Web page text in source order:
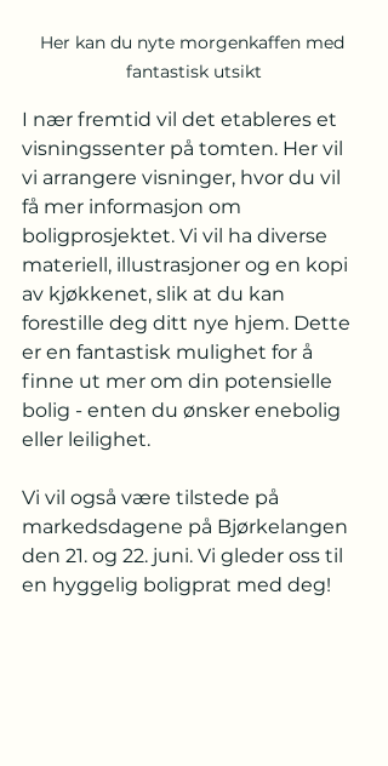
Her kan du nyte morgenkaffen med
fantastisk utsikt
I nær fremtid vil det etableres et
visningssenter på tomten. Her vil
vi arrangere visninger, hvor du vil
få mer informasjon om
boligprosjektet. Vi vil ha diverse
materiell, illustrasjoner og en kopi
av kjøkkenet, slik at du kan
forestille deg ditt nye hjem. Dette
er en fantastisk mulighet for å
finne ut mer om din potensielle
bolig - enten du ønsker enebolig
eller leilighet.
Vi vil også være tilstede på
markedsdagene på Bjørkelangen
den 21. og 22. juni. Vi gleder oss til
en hyggelig boligprat med deg!